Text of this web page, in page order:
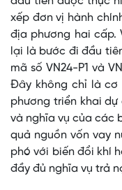
xếp đơn vị hành
địa phương hai cấp.
lại là bước đi đầu
mã số VN24-P1 và
Đây không chỉ là cơ
phương triển khai
và nghĩa vụ của các
quả nguồn vốn vay
phó với biến đổi khí
đầy đủ nghĩa vụ trả